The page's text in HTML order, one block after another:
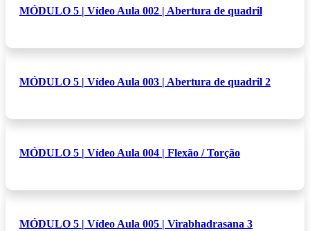
MÓDULO 5 | Vídeo Aula 002 | Abertura de quadril
MÓDULO 5 | Vídeo Aula 003 | Abertura de quadril 2
MÓDULO 5 | Vídeo Aula 004 | Flexão / Torção
MÓDULO 5 | Vídeo Aula 005 | Virabhadrasana 3